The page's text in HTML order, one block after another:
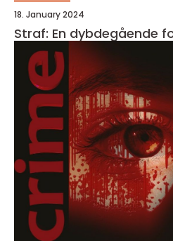
18. January 2024
Straf: En dybdegående